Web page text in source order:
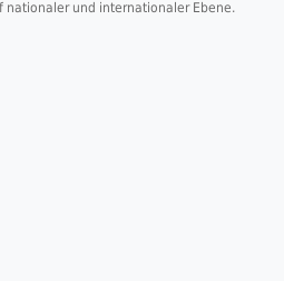
nationaler und internationaler Ebene.